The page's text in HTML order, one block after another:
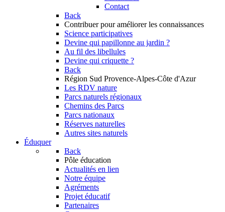
Contact
Back
Contribuer pour améliorer les connaissances
Science participatives
Devine qui papillonne au jardin ?
Au fil des libellules
Devine qui criquette ?
Back
Région Sud Provence-Alpes-Côte d'Azur
Les RDV nature
Parcs naturels régionaux
Chemins des Parcs
Parcs nationaux
Réserves naturelles
Autres sites naturels
Éduquer
Back
Pôle éducation
Actualités en lien
Notre équipe
Agréments
Projet éducatif
Partenaires